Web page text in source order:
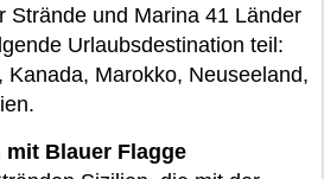
Strände und Marina 41 Länder
Urlaubsdestination teil:
Kanada, Marokko, Neuseeland,
Blauer Flagge